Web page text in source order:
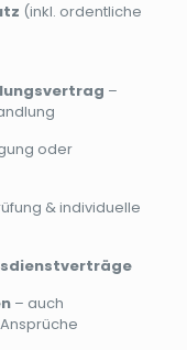
(inkl. ordentliche
–
oder
& individuelle
– auch